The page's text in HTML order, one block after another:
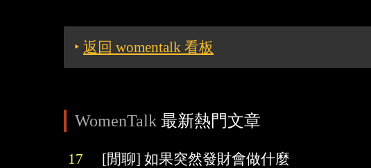
‣ 返回 womentalk 看板
WomenTalk 最新熱門文章
17 [閒聊] 如果突然發財會做什麼